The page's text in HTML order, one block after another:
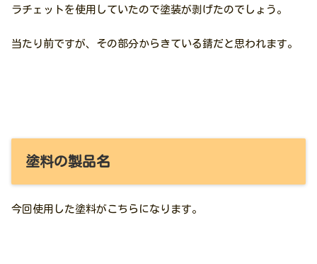
ラチェットを使用していたので塗装が剥げたのでしょう。
当たり前ですが、その部分からきている錆だと思われます。
塗料の製品名
今回使用した塗料がこちらになります。